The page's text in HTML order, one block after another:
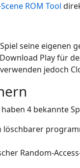
ROM Tool
seine eigenen
Play für
jedoch
4 bekannte
löschbarer
Random-